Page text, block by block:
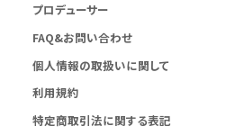
プロデューサー
FAQ&お問い合わせ
個人情報の取扱いに関して
利用規約
特定商取引法に関する表記